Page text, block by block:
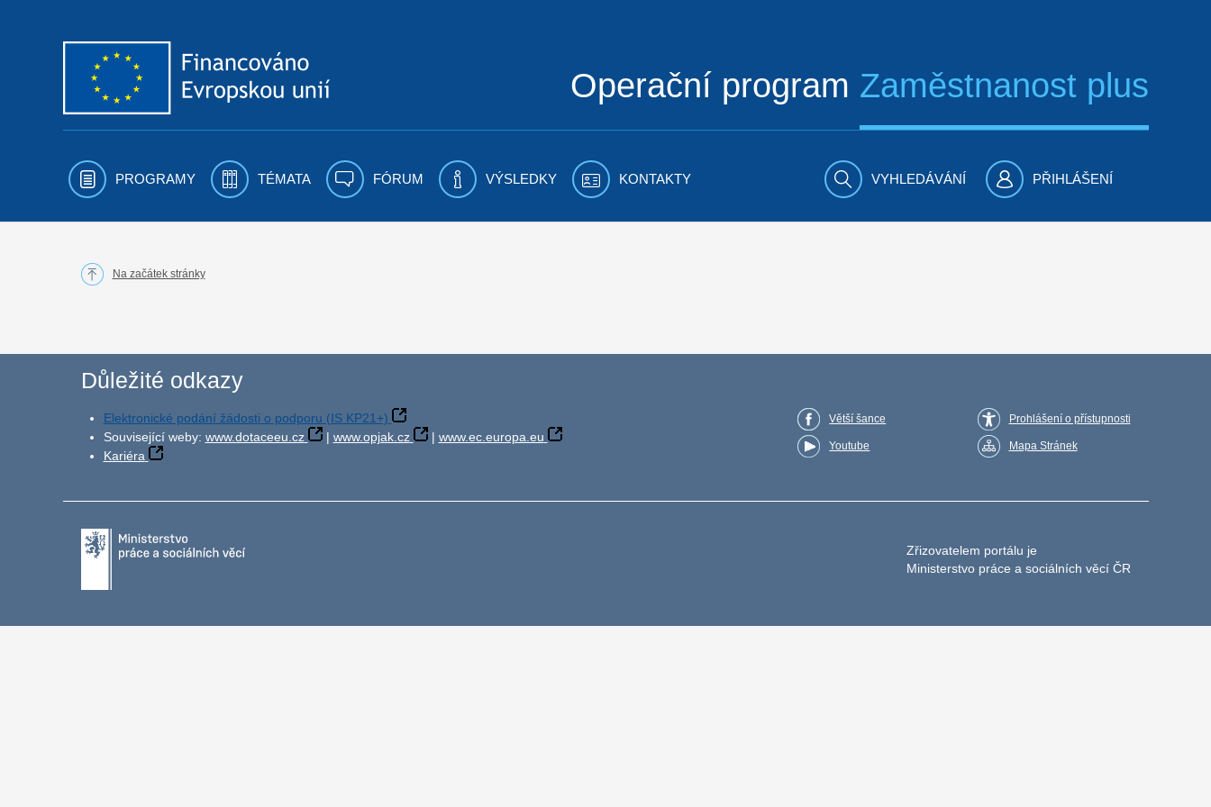
Operační program Zaměstnanost plus
PROGRAMY TÉMATA FÓRUM VÝSLEDKY KONTAKTY VYHLEDÁVÁNÍ PŘIHLÁŠENÍ
Na začátek stránky
Důležité odkazy
Elektronické podání žádosti o podporu (IS KP21+)
Související weby: www.dotaceeu.cz | www.opjak.cz | www.ec.europa.eu
Kariéra
Větší šance
Youtube
Prohlášení o přístupnosti
Mapa Stránek
Zřizovatelem portálu je
Ministerstvo práce a sociálních věcí ČR